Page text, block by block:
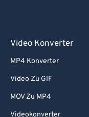
Video Konverter
MP4 Konverter
Video Zu GIF
MOV Zu MP4
Videokonverter